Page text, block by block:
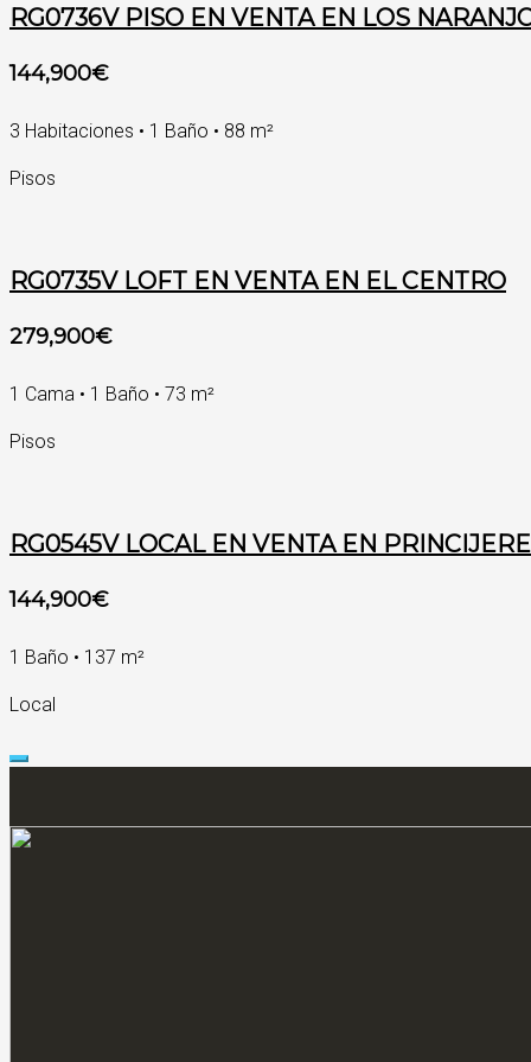
RG0736V PISO EN VENTA EN LOS
144,900€
3 Habitaciones • 1 Baño • 88 m²
Pisos
RG0735V LOFT EN VENTA EN EL CENTRO
279,900€
1 Cama • 1 Baño • 73 m²
Pisos
RG0545V LOCAL EN VENTA EN
144,900€
1 Baño • 137 m²
Local